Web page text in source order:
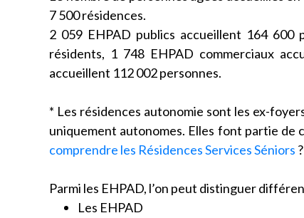
7 500 résidences.
2 059 EHPAD publics accueillent 164 600
résidents, 1 748 EHPAD commerciaux
accueillent 112 002 personnes.
* Les résidences autonomie sont les ex-
uniquement autonomes. Elles font partie de
comprendre les Résidences Services Séniors ?
Parmi les EHPAD, l’on peut distinguer
Les EHPAD